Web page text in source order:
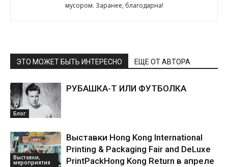
мусором. Заранее, благодарна!
ЭТО МОЖЕТ БЫТЬ ИНТЕРЕСНО ЕЩЕ ОТ АВТОРА
Блог
РУБАШКА-Т ИЛИ ФУТБОЛКА
Выставки,
мероприятия
Выставки Hong Kong International
Printing & Packaging Fair and DeLuxe
PrintPackHong Kong Return в апреле